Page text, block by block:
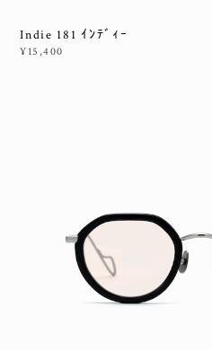
Indie 181 ｲﾝﾃﾞｨｰ
¥15,400